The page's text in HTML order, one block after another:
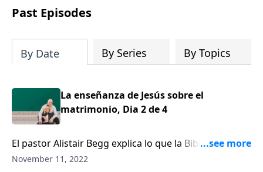
Dios para compartirlos con su familia,
su iglesia y su comunidad!
Past Episodes
By Date By Series By Topics
La enseñanza de Jesús sobre el
matrimonio, Dia 2 de 4
El pastor Alistair Begg explica lo que la Biblia enseña
sobre lo que en realidad sucede durante la
November 11, 2022